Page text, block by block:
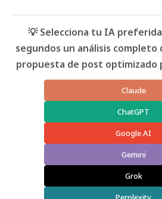
💡 Selecciona tu IA
segundos un análisis
propuesta de post optimizado
Claude
ChatGPT
Google AI
Gemini
Grok